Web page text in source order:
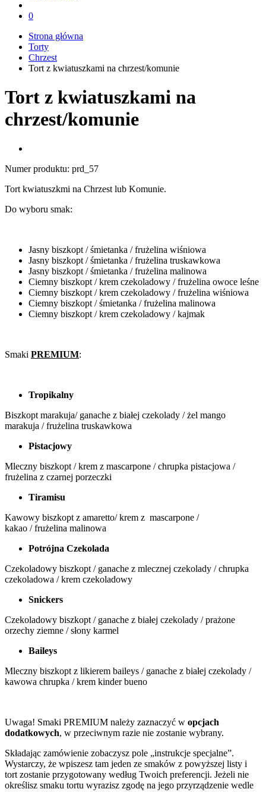
0
Strona główna
Torty
Chrzest
Tort z kwiatuszkami na chrzest/komunie
Tort z kwiatuszkami na
chrzest/komunie
Numer produktu: prd_57
Tort kwiatuszkmi na Chrzest lub Komunie.
Do wyboru smak:
Jasny biszkopt / śmietanka / frużelina wiśniowa
Jasny biszkopt / śmietanka / frużelina truskawkowa
Jasny biszkopt / śmietanka / frużelina malinowa
Ciemny biszkopt / krem czekoladowy / frużelina owoce leśne
Ciemny biszkopt / krem czekoladowy / frużelina wiśniowa
Ciemny biszkopt / śmietanka / frużelina malinowa
Ciemny biszkopt / krem czekoladowy / kajmak
Smaki PREMIUM:
Tropikalny
Biszkopt marakuja/ ganache z białej czekolady / żel mango
marakuja / frużelina truskawkowa
Pistacjowy
Mleczny biszkopt / krem z mascarpone / chrupka pistacjowa /
frużelina z czarnej porzeczki
Tiramisu
Kawowy biszkopt z amaretto/ krem z mascarpone /
kakao / frużelina malinowa
Potrójna Czekolada
Czekoladowy biszkopt / ganache z mlecznej czekolady / chrupka
czekoladowa / krem czekoladowy
Snickers
Czekoladowy biszkopt / ganache z białej czekolady / prażone
orzechy ziemne / słony karmel
Baileys
Mleczny biszkopt z likierem baileys / ganache z białej czekolady /
kawowa chrupka / krem kinder bueno
Uwaga! Smaki PREMIUM należy zaznaczyć w opcjach
dodatkowych, w przeciwnym razie nie zostanie wybrany.
Składając zamówienie zobaczysz pole „instrukcje specjalne”.
Wystarczy, że wpiszesz tam jeden ze smaków z powyższej listy i
tort zostanie przygotowany według Twoich preferencji. Jeżeli nie
określisz smaku tortu wyrazisz zgodę na jego przyrządzenie wedle